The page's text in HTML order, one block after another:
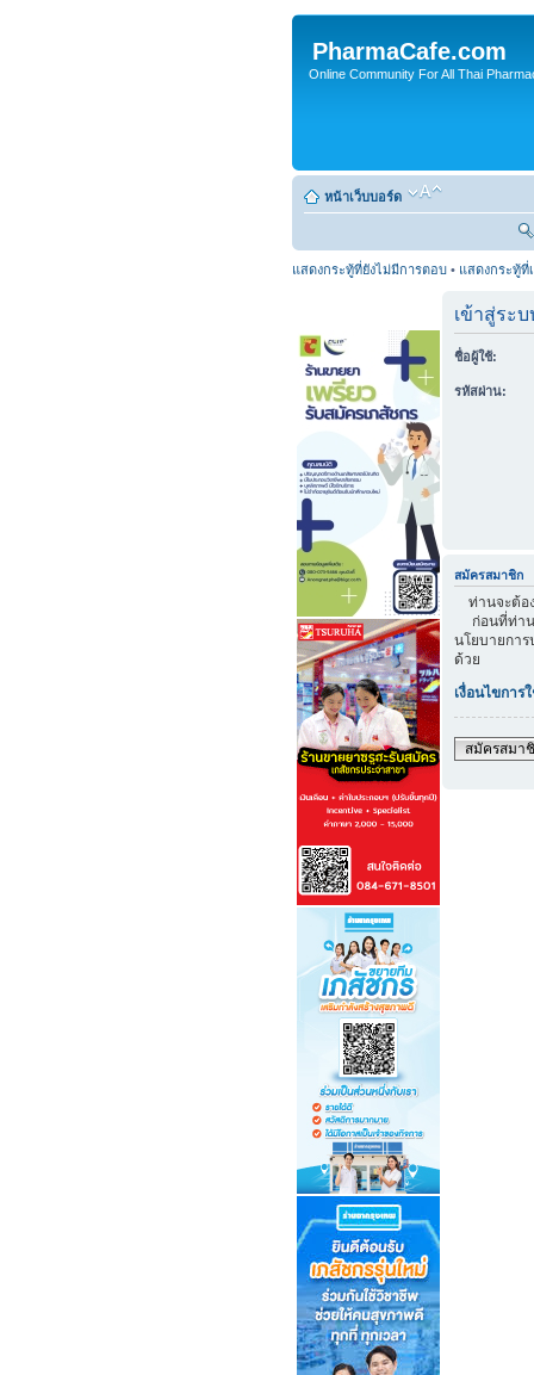
PharmaCafe.com
Online Community For All Thai
หน้าเว็บบอร์ด
แสดงกระทู้ที่ยังไม่มีการตอบ • แสดงกระทู้ที่
เข้าสู่ระบ
ชื่อผู้ใช้:
รหัสผ่าน:
สมัครสมาชิก
ท่านจะต้อ
ก่อนที่ท่าน
นโยบายกา
ด้วย
เงื่อนไขการ
สมัครสมา